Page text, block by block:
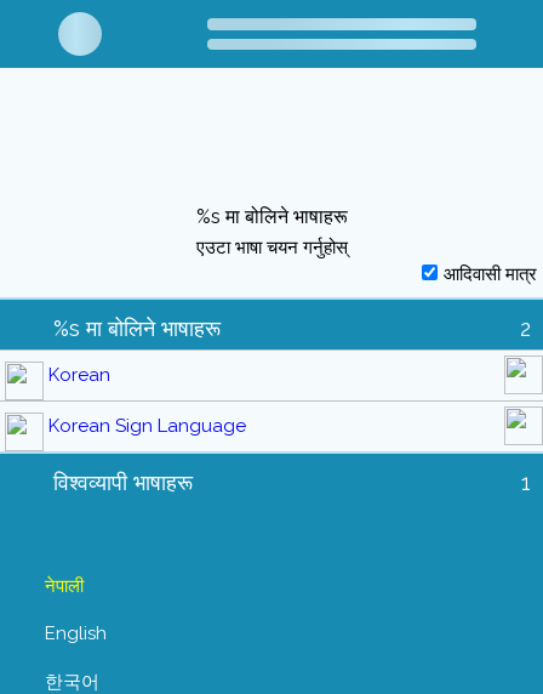
%s मा बोलिने भाषाहरू
एउटा भाषा चयन गर्नुहोस्
आदिवासी मात्र
%s मा बोलिने भाषाहरू 2
Korean
Korean Sign Language
विश्वव्यापी भाषाहरू 1
नेपाली
English
한국어